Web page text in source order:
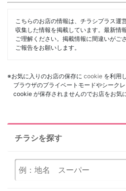
こちらのお店の情報は、チラシプラス運
収集した情報を掲載しています。最新情
ご理解ください。掲載情報に間違いがご
ご報告をお願いします。
※お気に入りのお店の保存に cookie を利用
ブラウザのプライベートモードやシーク
cookie が保存されませんのでお店をお気
チラシを探す